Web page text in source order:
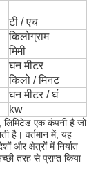
टी / एच
किलोग्राम
मिमी
घन मीटर
किलो / मिनट
घन मीटर / घं
kw
एक कंपनी है जो
है। वर्तमान में, यह
और क्षेत्रों में निर्यात
तरह से प्राप्त किया